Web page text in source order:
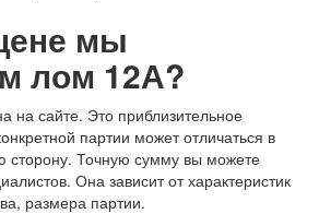
мы
лом 12А?
на сайте. Это приблизительное
партии может отличаться в
Точную сумму вы можете
Она зависит от характеристик
размера партии.